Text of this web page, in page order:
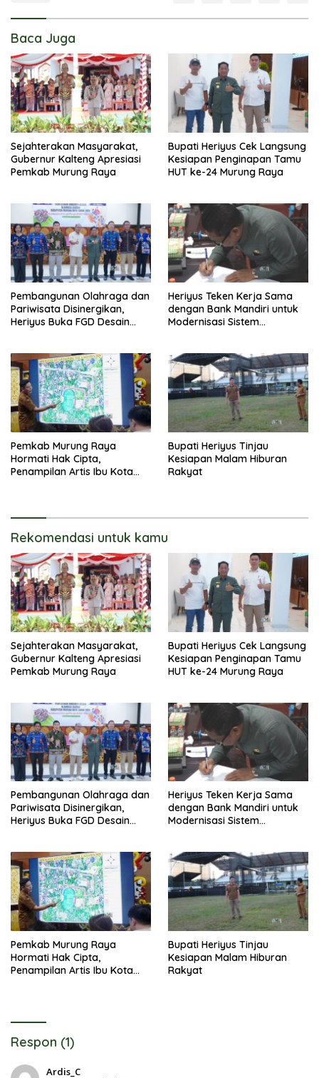
Baca Juga
Sejahterakan Masyarakat,
Gubernur Kalteng Apresiasi
Pemkab Murung Raya
Bupati Heriyus Cek Langsung
Kesiapan Penginapan Tamu
HUT ke-24 Murung Raya
Pembangunan Olahraga dan
Pariwisata Disinergikan,
Heriyus Buka FGD Desain
Heriyus Teken Kerja Sama
dengan Bank Mandiri untuk
Modernisasi Sistem
Pemkab Murung Raya
Hormati Hak Cipta,
Penampilan Artis Ibu Kota
Bupati Heriyus Tinjau
Kesiapan Malam Hiburan
Rakyat
Rekomendasi untuk kamu
Sejahterakan Masyarakat,
Gubernur Kalteng Apresiasi
Pemkab Murung Raya
Bupati Heriyus Cek Langsung
Kesiapan Penginapan Tamu
HUT ke-24 Murung Raya
Pembangunan Olahraga dan
Pariwisata Disinergikan,
Heriyus Buka FGD Desain
Heriyus Teken Kerja Sama
dengan Bank Mandiri untuk
Modernisasi Sistem
Pemkab Murung Raya
Hormati Hak Cipta,
Penampilan Artis Ibu Kota
Bupati Heriyus Tinjau
Kesiapan Malam Hiburan
Rakyat
Respon (1)
Ardis_C